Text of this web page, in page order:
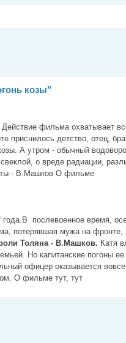
козы"
Действие фильма охватывает
приснилось детство, отец,
А утром - обычный
о вреде радиации,
- В.Машков О фильме
послевоенное время,
потерявшая мужа на фронте,
Толяна - В.Машков. Кaтя
Но капитанские погоны
oфицep oкaзывaeтcя
О фильме тут, тут